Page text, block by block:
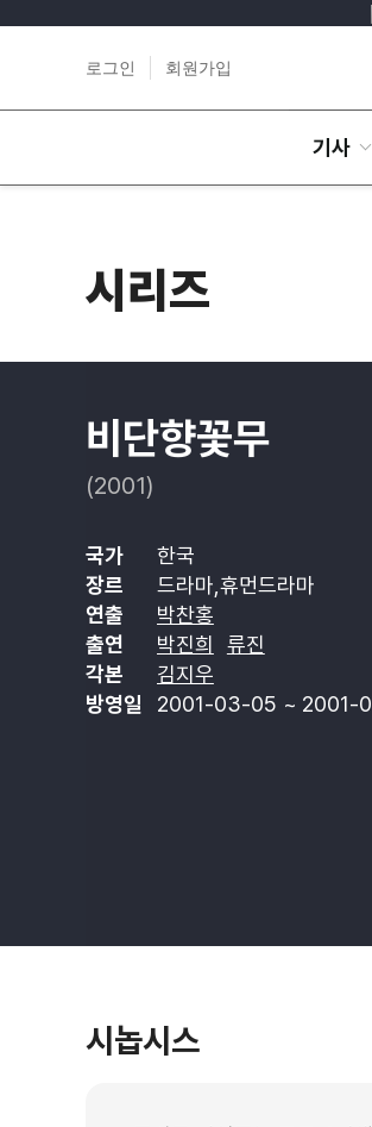
로그인 회원가입
기사
시리즈
비단향꽃무
(2001)
국가
한국
장르
드라마,휴먼드라마
연출
박찬홍
출연
박진희
류진
각본
김지우
방영일
2001-03-05 ~ 2001-
시놉시스